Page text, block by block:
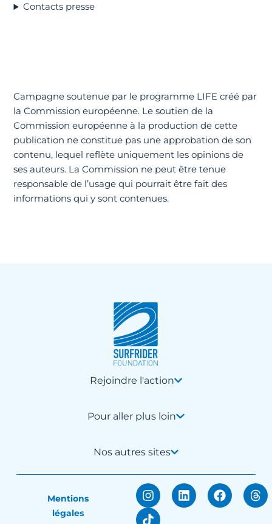
Contacts presse
Campagne soutenue par le programme LIFE créé par
la Commission européenne. Le soutien de la
Commission européenne à la production de cette
publication ne constitue pas une approbation de son
contenu, lequel reflète uniquement les opinions de
ses auteurs. La Commission ne peut être tenue
responsable de l’usage qui pourrait être fait des
informations qui y sont contenues.
Rejoindre l'action
Pour aller plus loin
Nos autres sites
Mentions
légales